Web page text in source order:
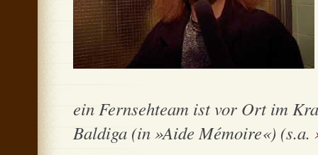
ein Fernsehteam ist vor Ort im
Baldiga (in »Aide Mémoire«) (s.a.